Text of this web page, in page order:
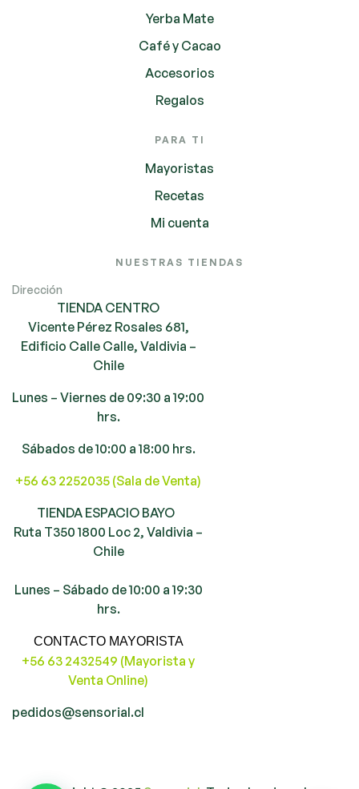
Yerba Mate
Café y Cacao
Accesorios
Regalos
PARA TI
Mayoristas
Recetas
Mi cuenta
NUESTRAS TIENDAS
Dirección
TIENDA CENTRO
Vicente Pérez Rosales 681,
Edificio Calle Calle, Valdivia –
Chile
Lunes – Viernes de 09:30 a 19:00
hrs.
Sábados de 10:00 a 18:00 hrs.
+56 63 2252035 (Sala de Venta)
TIENDA ESPACIO BAYO
Ruta T350 1800 Loc 2, Valdivia –
Chile
Lunes – Sábado de 10:00 a 19:30
hrs.
CONTACTO MAYORISTA
+56 63 2432549 (Mayorista y
Venta Online)
pedidos@sensorial.cl